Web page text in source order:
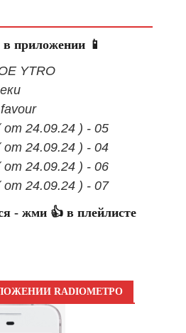
приложении 📱
YTRO
24.09.24 ) - 05
24.09.24 ) - 04
24.09.24 ) - 06
24.09.24 ) - 07
- жми 👍 в плейлисте
RADIOМЕТРО